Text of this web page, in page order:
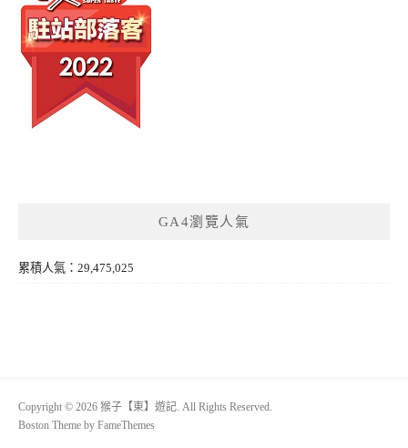
GA4瀏覽人氣
累積人氣：29,475,025
Copyright © 2026 猴子【東】遊記. All Rights Reserved.
Boston Theme by FameThemes